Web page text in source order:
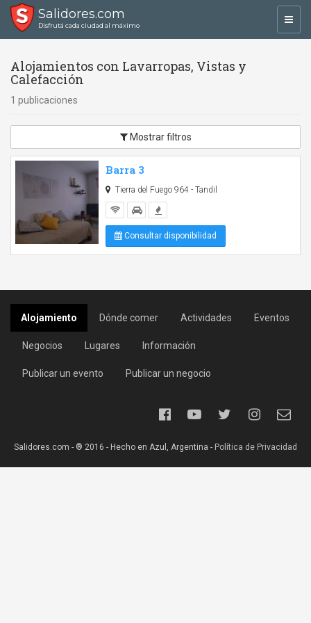
Salidores.com
Disfrutá cada ciudad al máximo
Alojamientos con Lavarropas, Vistas y
Calefacción
1 publicaciones
Mostrar filtros
Barra 3
Tierra del Fuego 964 - Tandil
Consultar disponibilidad
Alojamiento Dónde comer Actividades Eventos
Negocios Lugares Información
Publicar un evento Publicar un negocio
Salidores.com - ® 2016 - Hecho en Azul, Argentina - Política de Privacidad